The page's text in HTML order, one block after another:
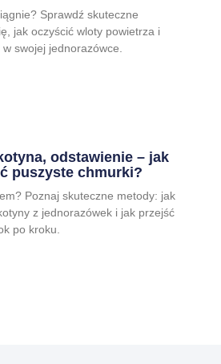
Sprawdź skuteczne
jak oczyścić wloty powietrza i
swojej jednorazówce.
odstawienie – jak
puszyste chmurki?
Poznaj skuteczne metody: jak
z jednorazówek i jak przejść
po kroku.